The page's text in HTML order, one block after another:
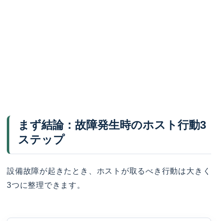
まず結論：故障発生時のホスト行動3
ステップ
設備故障が起きたとき、ホストが取るべき行動は大きく
3つに整理できます。